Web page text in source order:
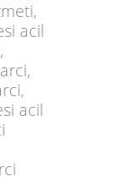
acil
acil